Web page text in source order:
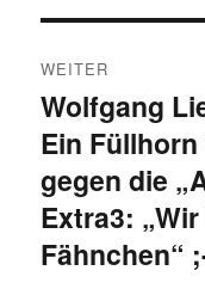
WEITER
Nächster
Beitrag:
Wolfgang
Ein
gegen die
Extra3:
Fähnchen“